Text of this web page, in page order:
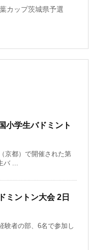
カップ茨城県予選
小学生バドミント
京都）で開催された第
...
ミントン大会 2日
験者の部、6名で参加し